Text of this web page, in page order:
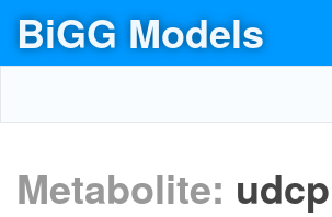
BiGG Models
Metabolite: